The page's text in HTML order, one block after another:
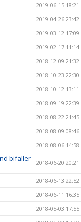
2019-06-15 18:21
2019-04-26 23:42
2019-03-12 17:09
2019-02-17 11:14
2018-12-09 21:32
2018-10-23 22:30
2018-10-12 13:11
2018-09-19 22:39
2018-08-22 21:45
2018-08-09 08:46
2018-08-06 14:58
bifaller
2018-06-20 20:21
2018-06-13 22:52
2018-06-11 16:35
2018-05-03 17:55